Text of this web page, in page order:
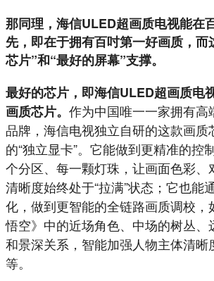
那同理，海信ULED超画质电视能在
先，即在于拥有百吋第一好画质，而
芯片”和“最好的屏幕”支撑。
最好的芯片，即海信ULED超画质电
画质芯片。 作为中国唯一一家拥有高
品牌，海信电视独立自研的这款画质
的“独立显卡”。它能做到更精准的控
个分区、每一颗灯珠，让画面色彩、
清晰度始终处于“拉满”状态；它也能
化，做到更智能的全链路画质调校，
悟空》中的近场角色、中场的树丛、
和景深关系，智能加强人物主体清晰
等。